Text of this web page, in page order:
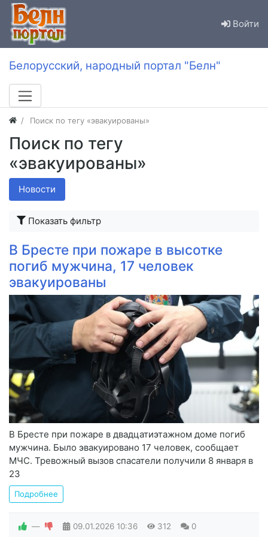
Войти
Белорусский, народный портал "Белн"
Поиск по тегу «эвакуированы»
Поиск по тегу
«эвакуированы»
Новости
Показать фильтр
В Бресте при пожаре в высотке
погиб мужчина, 17 человек
эвакуированы
В Бресте при пожаре в двадцатиэтажном доме погиб
мужчина. Было эвакуировано 17 человек, сообщает
МЧС. Тревожный вызов спасатели получили 8 января в
23
Подробнее
— 09.01.2026 10:36 312 0